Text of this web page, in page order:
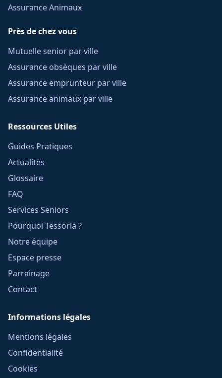
Assurance Animaux
Près de chez vous
Mutuelle senior par ville
Assurance obsèques par ville
Assurance emprunteur par ville
Assurance animaux par ville
Ressources Utiles
Guides Pratiques
Actualités
Glossaire
FAQ
Services Seniors
Pourquoi Tessoria ?
Notre équipe
Espace presse
Parrainage
Contact
Informations légales
Mentions légales
Confidentialité
Cookies